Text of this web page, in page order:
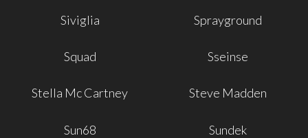
Siviglia Sprayground
Squad Sseinse
Stella Mc Cartney Steve Madden
Sun68 Sundek